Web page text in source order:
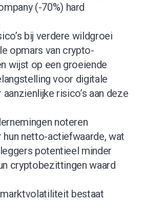
(-70%) hard
bij verdere wildgroei
opmars van crypto-
wijst op een groeiende
voor digitale
risico’s aan deze
noteren
hun netto-actiefwaarde, wat
potentieel minder
cryptobezittingen waard
bestaat